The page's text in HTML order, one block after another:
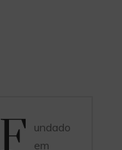
undado
em